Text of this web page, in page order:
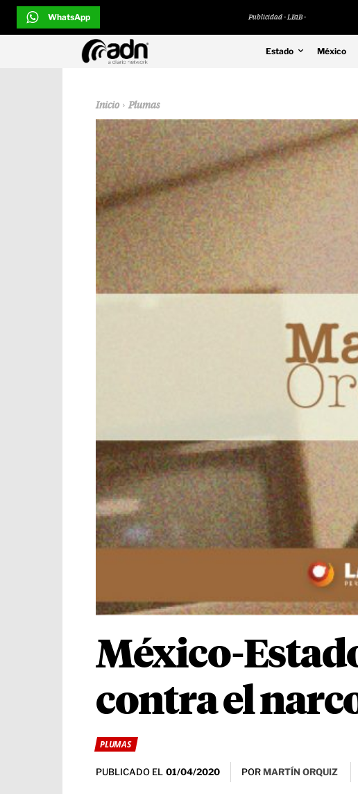
WhatsApp Publicidad - LB1B -
Estado México
Inicio Plumas
México-
contra el
PLUMAS
PUBLICADO EL 01/04/2020 POR MARTÍN ORQUIZ